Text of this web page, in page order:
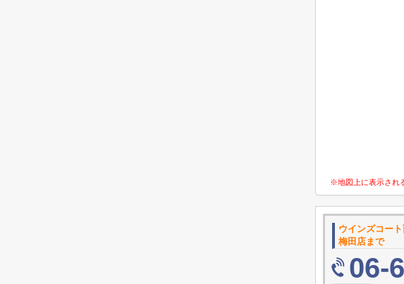
※地図上に表示され
ウインズコー
梅田店まで
06-